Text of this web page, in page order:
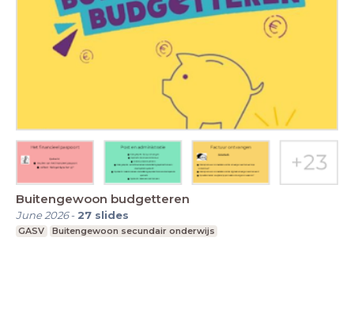
Buitengewoon budgetteren
June 2026- 27 slides
GASV Buitengewoon secundair onderwijs